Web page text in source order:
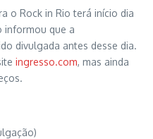
o Rock in Rio terá início dia
informou que a
divulgada antes desse dia.
ingresso.com, mas ainda